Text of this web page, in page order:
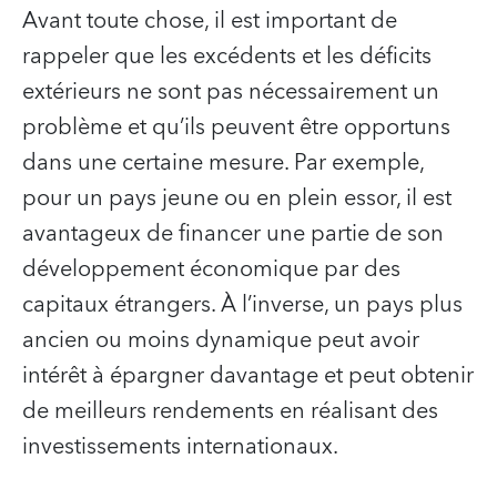
Avant toute chose, il est important de
rappeler que les excédents et les déficits
extérieurs ne sont pas nécessairement un
problème et qu’ils peuvent être opportuns
dans une certaine mesure. Par exemple,
pour un pays jeune ou en plein essor, il est
avantageux de financer une partie de son
développement économique par des
capitaux étrangers. À l’inverse, un pays plus
ancien ou moins dynamique peut avoir
intérêt à épargner davantage et peut obtenir
de meilleurs rendements en réalisant des
investissements internationaux.